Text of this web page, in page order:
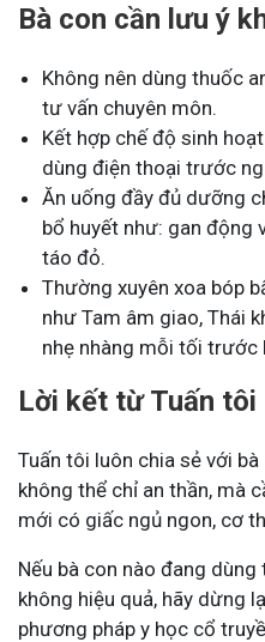
Bà con cần lưu ý
Không nên dùng thuốc
tư vấn chuyên môn.
Kết hợp chế độ sinh
dùng điện thoại trước
Ăn uống đầy đủ dưỡng
bổ huyết như: gan động
táo đỏ.
Thường xuyên xoa bóp
như Tam âm giao, Thái
nhẹ nhàng mỗi tối trước
Lời kết từ Tuấn tôi
Tuấn tôi luôn chia sẻ với
không thể chỉ an thần, mà
mới có giấc ngủ ngon, cơ
Nếu bà con nào đang
không hiệu quả, hãy dừng
phương pháp y học cổ